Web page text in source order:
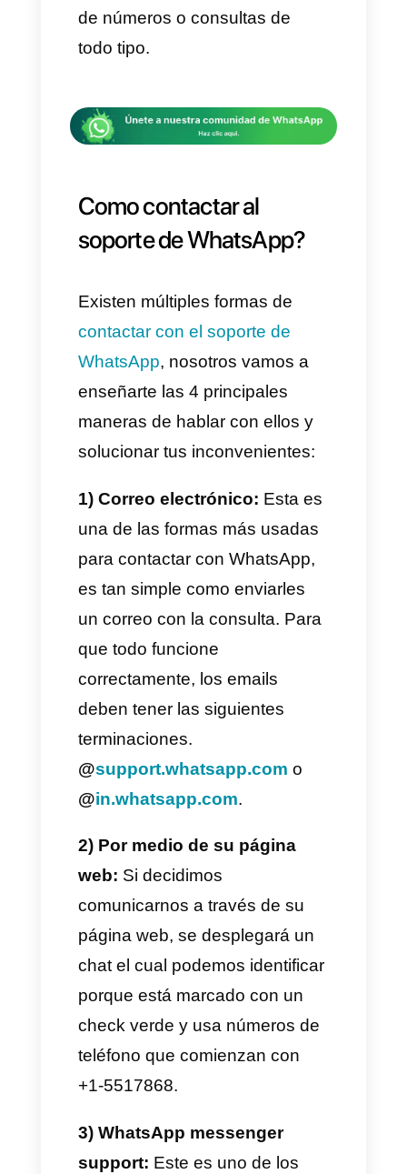
en el canal de comunicación
más usado a nivel mundial por
mensajeríaque puede ser
utilizada por personas y por
compartir información de ocio,
simplemente comunicación
entre personas.
La razón del porqué las
personas quieren contactar a
pero las más comunes es por
bugs en la plataforma, bloqueos
de números o consultas de
todo tipo.
Como contactar al
soporte de WhatsApp?
Existen múltiples formas de
contactar con el soporte de
WhatsApp, nosotros vamos a
enseñarte las 4 principales
maneras de hablar con ellos y
1) Correo electrónico: